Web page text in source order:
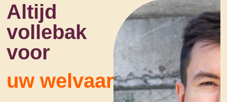
Altijd
vollebak
voor
uw welvaart.